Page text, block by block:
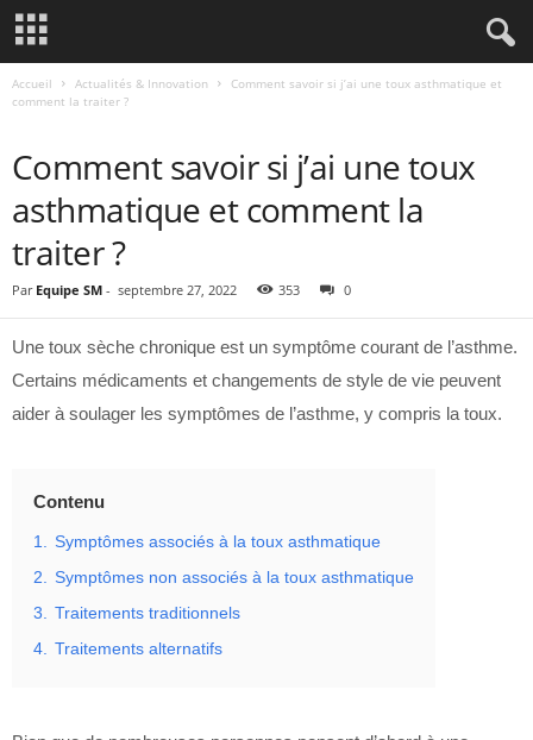
Accueil Actualités & Innovation
Comment savoir si j’ai une toux asthmatique et
comment la traiter ?
Comment savoir si j’ai une toux
asthmatique et comment la
traiter ?
Par Equipe SM - septembre 27, 2022 353 0
Une toux sèche chronique est un symptôme courant de l’asthme.
Certains médicaments et changements de style de vie peuvent
aider à soulager les symptômes de l’asthme, y compris la toux.
Contenu
1. Symptômes associés à la toux asthmatique
2. Symptômes non associés à la toux asthmatique
3. Traitements traditionnels
4. Traitements alternatifs